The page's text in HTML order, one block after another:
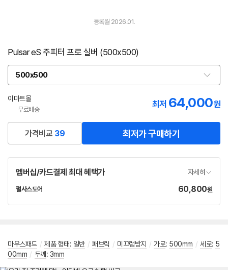
등록월 2026.01.
Pulsar eS 주피터 프로 실버 (500x500)
500x500
옵
션
선
택
이마트몰
무료배송
최저 64,000원
가격비교 39 최저가 구매하기
멤버십/카드결제 최대 혜택가 자세히
펄사스토어네
가
60,800원
마우스패드 / 제품 형태: 일반 / 패브릭 / 미끄럼방지 / 가로: 500mm / 세로: 5
00mm / 두께 : 3mm